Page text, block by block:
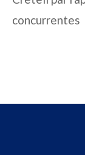
concurrentes